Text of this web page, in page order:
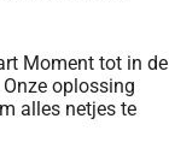
Moment tot in de
oplossing
alles netjes te